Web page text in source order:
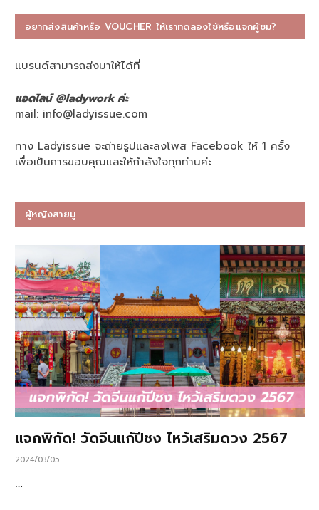
อยากส่งสินค้าหรือ VOUCHER ให้เราทดลองใช้หรือแจกผู้ชม?
แบรนด์สามารถส่งมาให้ได้ที่
แอดไลน์ @ladywork ค่ะ
mail: info@ladyissue.com
ทาง Ladyissue จะถ่ายรูปและลงโพส Facebook ให้ 1 ครั้ง
เพื่อเป็นการขอบคุณและให้กำลังใจทุกท่านค่ะ
ผู้หญิงสายมู
แจกพิกัด! วัดจีนแก้ปีชง ไหว้เสริมดวง 2567
2024/03/05
…